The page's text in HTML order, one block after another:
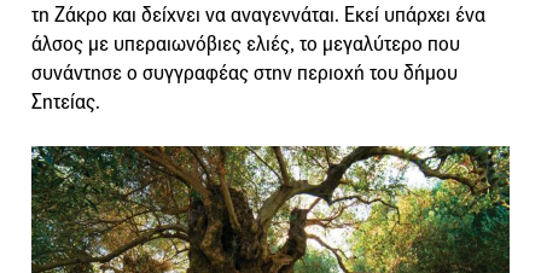
τη Ζάκρο και δείχνει να αναγεννάται. Εκεί υπάρχει ένα
άλσος με υπεραιωνόβιες ελιές, το μεγαλύτερο που
συνάντησε ο συγγραφέας στην περιοχή του δήμου
Σητείας.